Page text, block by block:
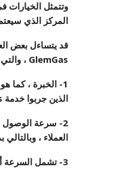
وتتمثل الخيارات
المركز الذي
GlemGas ، والتي ستجعلك بالطبع تختار GlemGas على المراكز الأخرى ، وهذه المزايا هي :
الذين جربوا خدمة GlemGas ، اتصلوا على الفور برقم
العملاء ،
3- تشمل السرعة